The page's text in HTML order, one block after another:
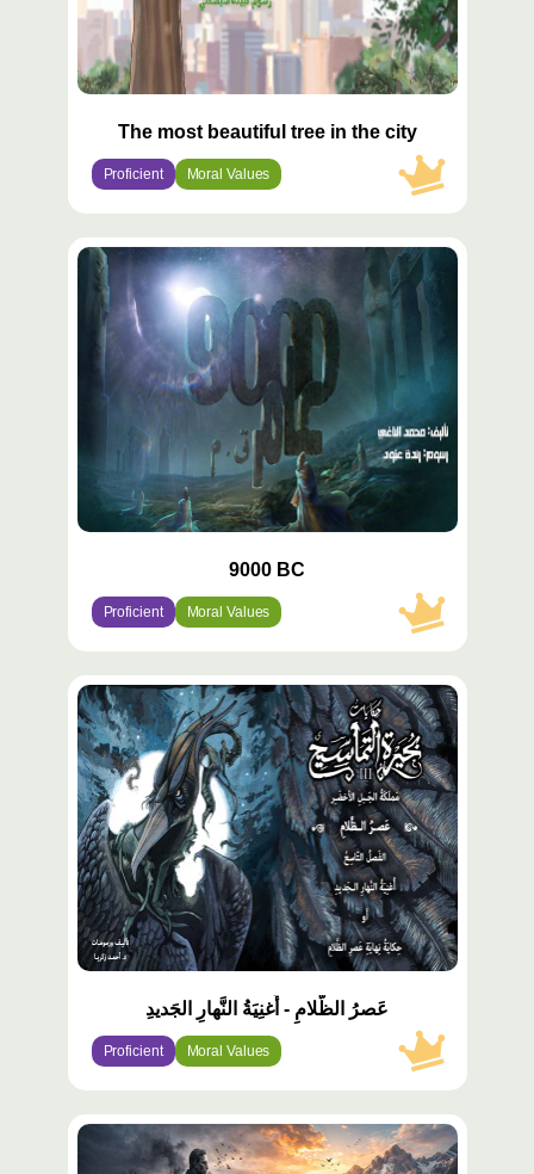
The most beautiful tree in the city
Proficient Moral Values
محتوى
مميّز
9000 BC
Proficient Moral Values
محتوى
مميّز
عَصرُ الظَّلامِ - أُغنِيَةُ النَّهارِ الجَديدِ
Proficient Moral Values
محتوى